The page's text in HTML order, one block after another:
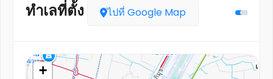
ทำเลที่ตั้ง ไปที่ Google Map
+